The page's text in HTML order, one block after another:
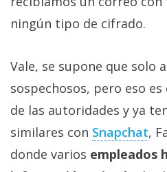
ningún tipo de cifrado.
Vale, se supone que solo
sospechosos, pero eso
de las autoridades y ya
similares con Snapchat,
donde varios empleados